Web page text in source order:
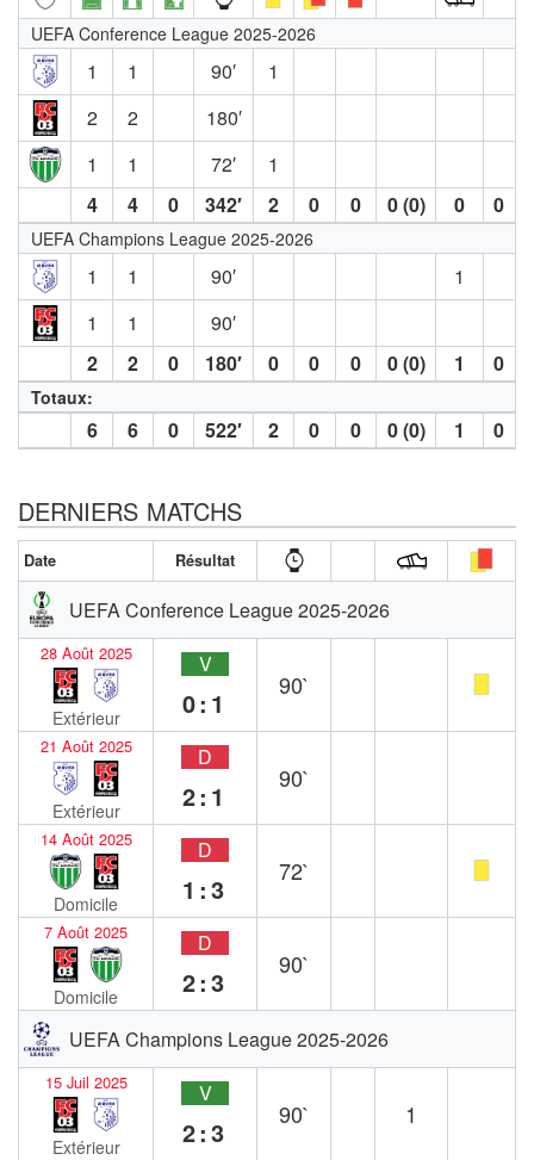
UEFA Conference League 2025-2026
1 1 90′
1
2
2
180′
1
1 72′
1
4
4 0 342′ 2 0 0 0 (0) 0 0
UEFA Champions League 2025-2026
1 1 90′
1
1
1
90′
2
2 0 180′ 0 0 0 0 (0) 1 0
Totaux:
6 6 0 522′ 2 0 0 0 (0) 1 0
DERNIERS MATCHS
Date Résultat
UEFA Conference League 2025-2026
28 Août 2025
Extérieur
V
0:1
90`
21 Août 2025
Extérieur
D
2:1
90`
14 Août 2025
Domicile
D
1:3
72`
7 Août 2025
Domicile
D
2:3
90`
UEFA Champions League 2025-2026
15 Juil 2025
Extérieur
V
2:3
90` 1